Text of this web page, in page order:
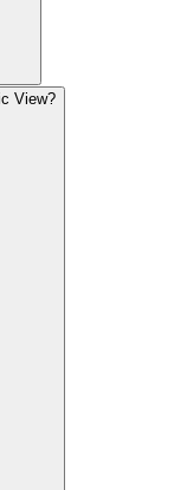
View?